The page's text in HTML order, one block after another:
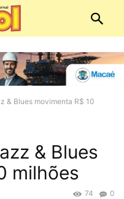
& Blues movimenta R$ 10
& Blues
milhões
0
74